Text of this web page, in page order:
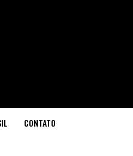
CONTATO